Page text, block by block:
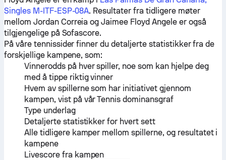
Singles M-ITF-ESP-08A. Resultater fra tidligere møter
mellom Jordan Correia ogJaimee Floyd Angeleer også
tilgjengelige på Sofascore.
På våre tennissider finner du detaljerte statistikker fra de
forskjellige kampene, som:
Vinnerodds på hver spiller, noe som kan hjelpe deg
med å tippe riktig vinner
Hvem av spillerne som har initiativet gjennom
kampen, vist på vår Tennis dominansgraf
Type underlag
Detaljerte statistikker for hvert sett
Alle tidligere kamper mellom spillerne, og resultatet i
kampene
Livescore fra kampen